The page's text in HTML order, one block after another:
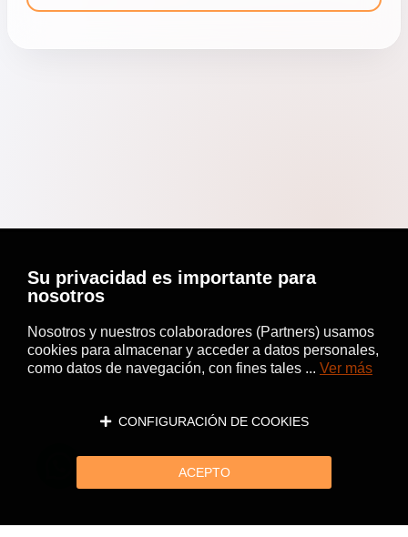
Su privacidad es importante para
nosotros
Nosotros y nuestros colaboradores (Partners) usamos
cookies para almacenar y acceder a datos personales,
como datos de navegación, con fines tales ... Ver más
CONFIGURACIÓN DE COOKIES
ACEPTO